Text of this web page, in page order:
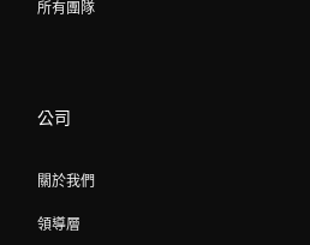
所有團隊
公司
關於我們
領導層